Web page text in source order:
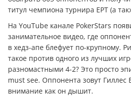
титул чемпиона турнира EPT (а
На YouTube канале PokerStars
занимательное видео, где
в хедз-апе блефует по-крупному.
такое против одного из лучших
разномастными 4-2? Это просто
must see. Оппонента зовут Гиллес
внимание как он дышит.